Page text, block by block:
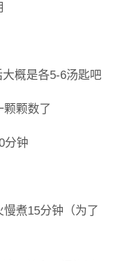
概是各5-6汤匙吧
颗颗数了
分钟
煮15分钟（为了